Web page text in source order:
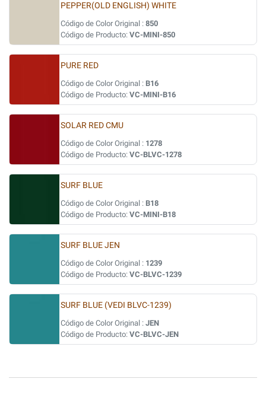
PEPPER(OLD ENGLISH) WHITE
Código de Color Original : 850
Código de Producto: VC-MINI-850
PURE RED
Código de Color Original : B16
Código de Producto: VC-MINI-B16
SOLAR RED CMU
Código de Color Original : 1278
Código de Producto: VC-BLVC-1278
SURF BLUE
Código de Color Original : B18
Código de Producto: VC-MINI-B18
SURF BLUE JEN
Código de Color Original : 1239
Código de Producto: VC-BLVC-1239
SURF BLUE (VEDI BLVC-1239)
Código de Color Original : JEN
Código de Producto: VC-BLVC-JEN